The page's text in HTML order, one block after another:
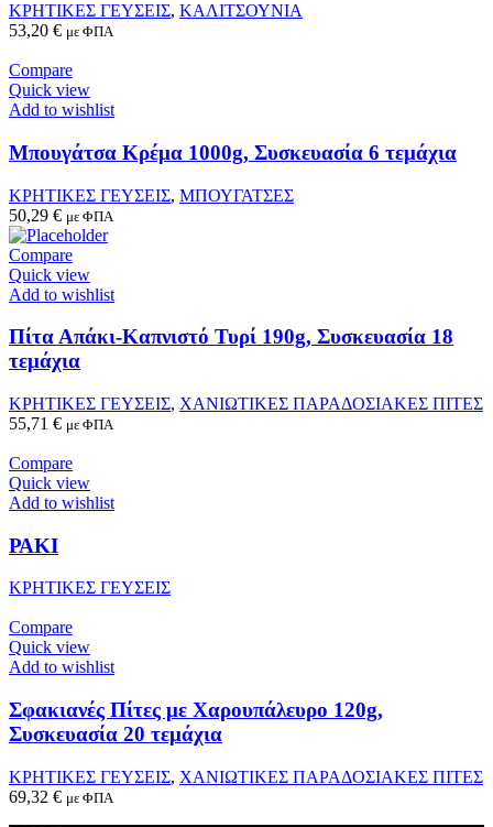
ΚΡΗΤΙΚΕΣ ΓΕΥΣΕΙΣ, ΚΑΛΙΤΣΟΥΝΙΑ
53,20 € με ΦΠΑ
Compare
Quick view
Add to wishlist
Μπουγάτσα Κρέμα 1000g, Συσκευασία 6 τεμάχια
ΚΡΗΤΙΚΕΣ ΓΕΥΣΕΙΣ, ΜΠΟΥΓΑΤΣΕΣ
50,29 € με ΦΠΑ
Compare
Quick view
Add to wishlist
Πίτα Απάκι-Καπνιστό Τυρί 190g, Συσκευασία 18
τεμάχια
ΚΡΗΤΙΚΕΣ ΓΕΥΣΕΙΣ, ΧΑΝΙΩΤΙΚΕΣ ΠΑΡΑΔΟΣΙΑΚΕΣ ΠΙΤΕΣ
55,71 € με ΦΠΑ
Compare
Quick view
Add to wishlist
ΡΑΚΙ
ΚΡΗΤΙΚΕΣ ΓΕΥΣΕΙΣ
Compare
Quick view
Add to wishlist
Σφακιανές Πίτες με Χαρουπάλευρο 120g,
Συσκευασία 20 τεμάχια
ΚΡΗΤΙΚΕΣ ΓΕΥΣΕΙΣ, ΧΑΝΙΩΤΙΚΕΣ ΠΑΡΑΔΟΣΙΑΚΕΣ ΠΙΤΕΣ
69,32 € με ΦΠΑ